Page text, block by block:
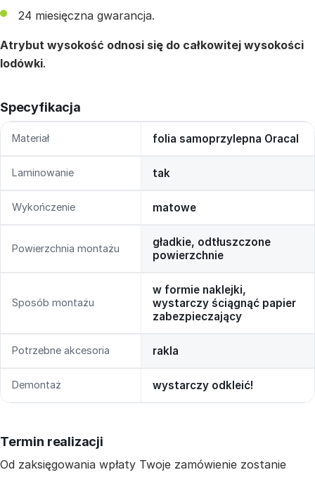
24 miesięczna gwarancja.
Atrybut wysokość odnosi się do całkowitej wysokości
lodówki.
Specyfikacja
Materiał folia samoprzylepna Oracal
Laminowanie tak
Wykończenie matowe
Powierzchnia montażu
gładkie, odtłuszczone
powierzchnie
Sposób montażu
w formie naklejki,
wystarczy ściągnąć papier
zabezpieczający
Potrzebne akcesoria rakla
Demontaż wystarczy odkleić!
Termin realizacji
Od zaksięgowania wpłaty Twoje zamówienie zostanie